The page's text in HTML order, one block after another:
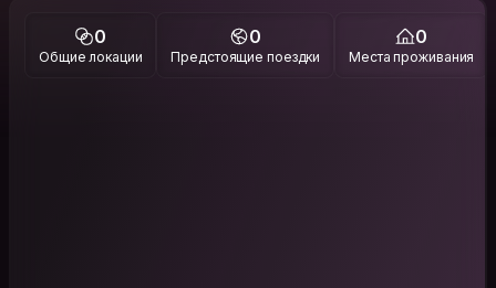
0
Общие локации
0
Предстоящие поездки
0
Места проживания